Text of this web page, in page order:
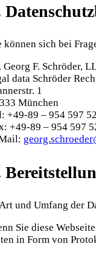
können sich bei
Georg F. Schröder,
data Schröder
1
München
+49-89 – 954 597
+49-89 – 954 597
und Umfang der
Sie diese
in Form von